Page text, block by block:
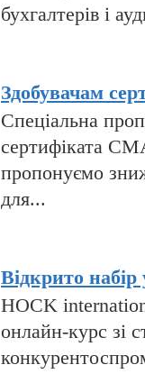
бухгалтерів і
Здобувачам
Спеціальна
сертифіката
пропонуємо
для...
Відкрито
HOCK
онлайн-курс зі